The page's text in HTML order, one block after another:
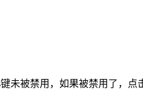
被禁用，如果被禁用了，点